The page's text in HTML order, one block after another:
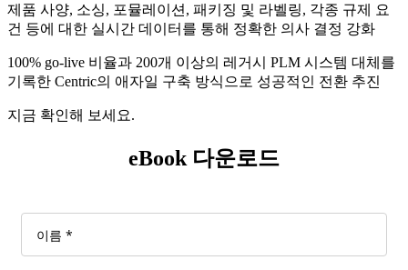
제품 사양, 소싱, 포뮬레이션, 패키징 및 라벨링, 각종 규제 요
건 등에 대한 실시간 데이터를 통해 정확한 의사 결정 강화
100% go-live 비율과 200개 이상의 레거시 PLM 시스템 대체를
기록한 Centric의 애자일 구축 방식으로 성공적인 전환 추진
지금 확인해 보세요.
eBook 다운로드